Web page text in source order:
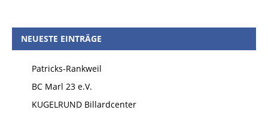
NEUESTE EINTRÄGE
Patricks-Rankweil
BC Marl 23 e.V.
KUGELRUND Billardcenter